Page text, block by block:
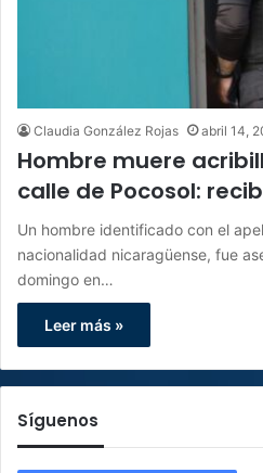
Claudia González Rojas abril 14,
Hombre muere
calle de Pocosol:
Un hombre identificado con el
nacionalidad nicaragüense, fue
domingo en…
Leer más »
Síguenos